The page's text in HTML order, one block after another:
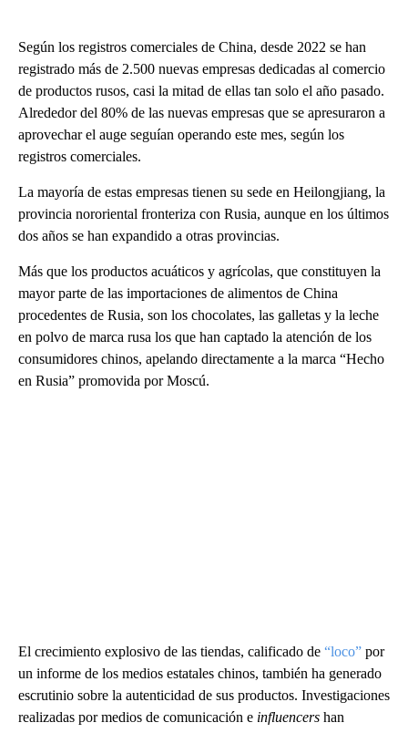
Según los registros comerciales de China, desde 2022 se han
registrado más de 2.500 nuevas empresas dedicadas al comercio
de productos rusos, casi la mitad de ellas tan solo el año pasado.
Alrededor del 80% de las nuevas empresas que se apresuraron a
aprovechar el auge seguían operando este mes, según los
registros comerciales.
La mayoría de estas empresas tienen su sede en Heilongjiang, la
provincia nororiental fronteriza con Rusia, aunque en los últimos
dos años se han expandido a otras provincias.
Más que los productos acuáticos y agrícolas, que constituyen la
mayor parte de las importaciones de alimentos de China
procedentes de Rusia, son los chocolates, las galletas y la leche
en polvo de marca rusa los que han captado la atención de los
consumidores chinos, apelando directamente a la marca “Hecho
en Rusia” promovida por Moscú.
El crecimiento explosivo de las tiendas, calificado de “loco” por
un informe de los medios estatales chinos, también ha generado
escrutinio sobre la autenticidad de sus productos. Investigaciones
realizadas por medios de comunicación e influencers han